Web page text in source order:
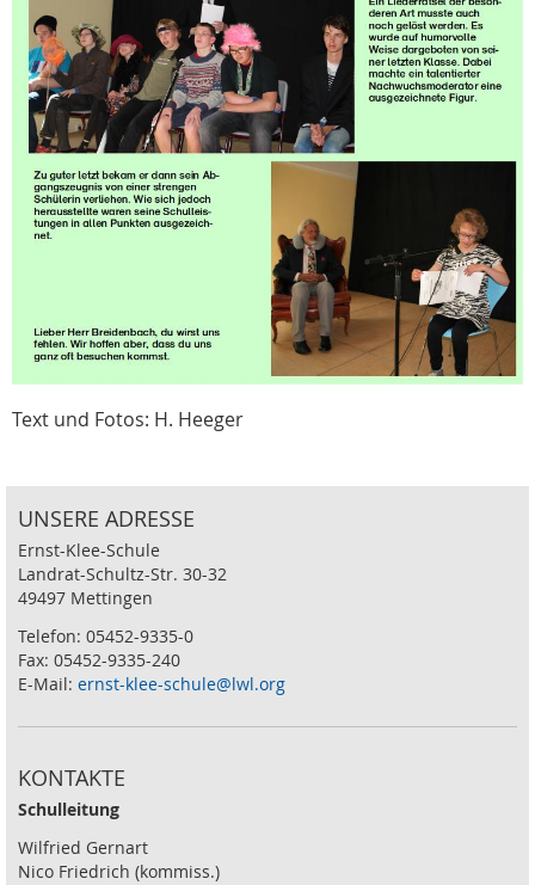
Text und Fotos: H. Heeger
UNSERE ADRESSE
Ernst-Klee-Schule
Landrat-Schultz-Str. 30-32
49497 Mettingen
Telefon: 05452-9335-0
Fax: 05452-9335-240
E-Mail: ernst-klee-schule@lwl.org
KONTAKTE
Schulleitung
Wilfried Gernart
Nico Friedrich (kommiss.)